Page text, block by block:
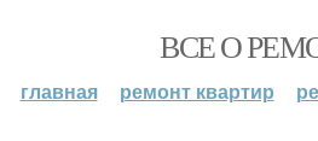
ВСЕ О
главная ремонт квартир